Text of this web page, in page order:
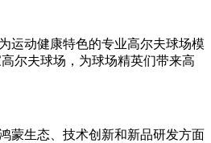
运动健康特色的专业高尔夫球场模
尔夫球场，为球场精英们带来高
蒙生态、技术创新和新品研发方面